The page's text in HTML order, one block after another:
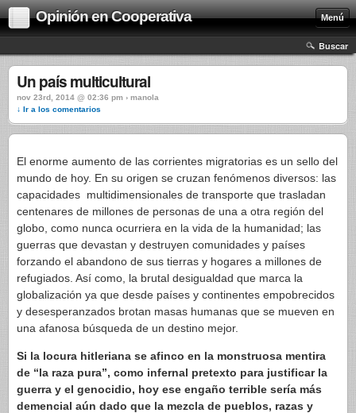
Opinión en Cooperativa Menú
Buscar
Un país multicultural
nov 23rd, 2014 @ 02:36 pm › manola
↓ Ir a los comentarios
El enorme aumento de las corrientes migratorias es un sello del
mundo de hoy. En su origen se cruzan fenómenos diversos: las
capacidades multidimensionales de transporte que trasladan
centenares de millones de personas de una a otra región del
globo, como nunca ocurriera en la vida de la humanidad; las
guerras que devastan y destruyen comunidades y países
forzando el abandono de sus tierras y hogares a millones de
refugiados. Así como, la brutal desigualdad que marca la
globalización ya que desde países y continentes empobrecidos
y desesperanzados brotan masas humanas que se mueven en
una afanosa búsqueda de un destino mejor.
Si la locura hitleriana se afinco en la monstruosa mentira
de “la raza pura”, como infernal pretexto para justificar la
guerra y el genocidio, hoy ese engaño terrible sería más
demencial aún dado que la mezcla de pueblos, razas y